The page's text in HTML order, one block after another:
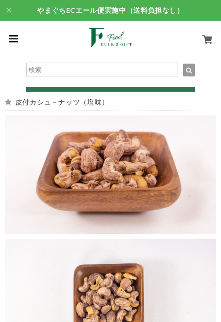
やまぐちECエール便実施中（送料負担なし）
皮付カシュ－ナッツ（塩味）